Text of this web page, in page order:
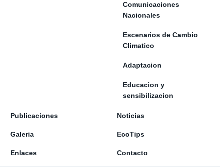
Comunicaciones
Nacionales
Escenarios de Cambio
Climatico
Adaptacion
Educacion y
sensibilizacion
Publicaciones Noticias
Galeria EcoTips
Enlaces Contacto